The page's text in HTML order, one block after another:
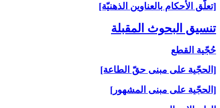
[تعلّق الأحكام بالعناوين الذهنيّة]
تنسيق البحوث المقبلة
حُجّية القطع
[الحجّية على مبنى حقّ الطاعة]
[الحجّية على مبنى المشهور]